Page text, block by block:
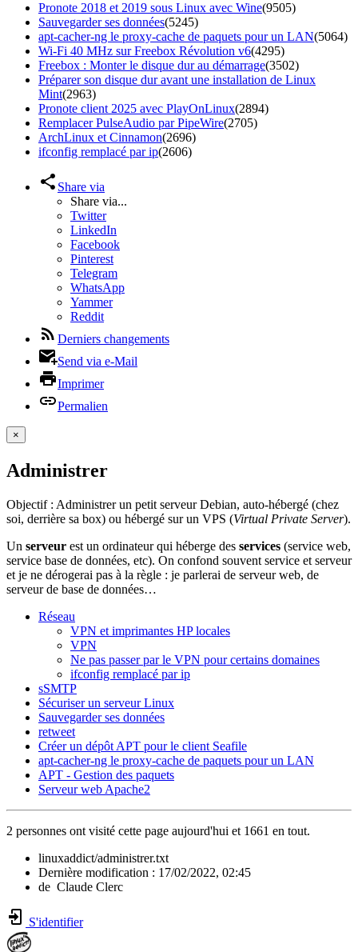
Pronote 2018 et 2019 sous Linux avec Wine(9505)
Sauvegarder ses données(5245)
apt-cacher-ng le proxy-cache de paquets pour un LAN(5064)
Wi-Fi 40 MHz sur Freebox Révolution v6(4295)
Freebox : Monter le disque dur au démarrage(3502)
Préparer son disque dur avant une installation de Linux
Mint(2963)
Pronote client 2025 avec PlayOnLinux(2894)
Remplacer PulseAudio par PipeWire(2705)
ArchLinux et Cinnamon(2696)
ifconfig remplacé par ip(2606)
Share via
Share via...
Twitter
LinkedIn
Facebook
Pinterest
Telegram
WhatsApp
Yammer
Reddit
Derniers changements
Send via e-Mail
Imprimer
Permalien
×
Administrer
Objectif : Administrer un petit serveur Debian, auto-hébergé (chez
soi, derrière sa box) ou hébergé sur un VPS (Virtual Private Server).
Un serveur est un ordinateur qui héberge des services (service web,
service base de données, etc). On confond souvent service et serveur
et je ne dérogerai pas à la règle : je parlerai de serveur web, de
serveur de base de données…
Réseau
VPN et imprimantes HP locales
VPN
Ne pas passer par le VPN pour certains domaines
ifconfig remplacé par ip
sSMTP
Sécuriser un serveur Linux
Sauvegarder ses données
retweet
Créer un dépôt APT pour le client Seafile
apt-cacher-ng le proxy-cache de paquets pour un LAN
APT - Gestion des paquets
Serveur web Apache2
2 personnes ont visité cette page aujourd'hui et 1661 en tout.
linuxaddict/administrer.txt
Dernière modification : 17/02/2022, 02:45
de Claude Clerc
S'identifier